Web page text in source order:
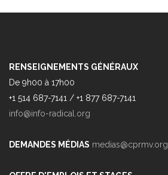
RENSEIGNEMENTS GÉNÉRAUX
De 9h00 à 17h00
+1 514 687-7141 / +1 877 687-7141
info@info-radical.org
DEMANDES MÉDIAS medias@cprmv.org